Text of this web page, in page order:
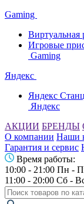
Gaming
Виртуальная
Игровые
Gaming
Яндекс
Яндекс
Яндекс
АКЦИИ БРЕНДЫ
О компании Наши
Гарантия и сервис
Время работы:
10:00 - 21:00 Пн -
11:00 - 20:00 Сб -